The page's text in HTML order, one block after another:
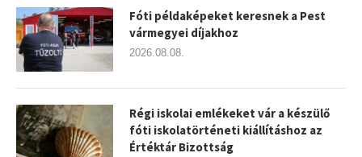
Fóti példaképeket keresnek a Pest
vármegyei díjakhoz
2026.08.08.
Régi iskolai emlékeket vár a készülő
fóti iskolatörténeti kiállításhoz az
Értéktár Bizottság